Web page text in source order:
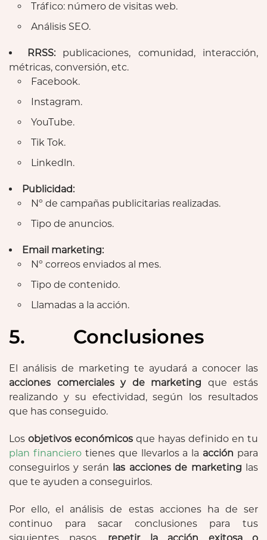
Tráfico: número de visitas web.
Análisis SEO.
RRSS: publicaciones, comunidad, interacción,
métricas, conversión, etc.
Facebook.
Instagram.
YouTube.
Tik Tok.
Linkedln.
Publicidad:
Nº de campañas publicitarias realizadas.
Tipo de anuncios.
Email marketing:
Nº correos enviados al mes.
Tipo de contenido.
Llamadas a la acción.
5. Conclusiones
El análisis de marketing te ayudará a conocer las
acciones comerciales y de marketing que estás
realizando y su efectividad, según los resultados
que has conseguido.
Los objetivos económicos que hayas definido en tu
plan financierotienes que llevarlos a la acción para
conseguirlos y serán las acciones de marketing las
que te ayuden a conseguirlos.
Por ello, el análisis de estas acciones ha de ser
continuo para sacar conclusiones para tus